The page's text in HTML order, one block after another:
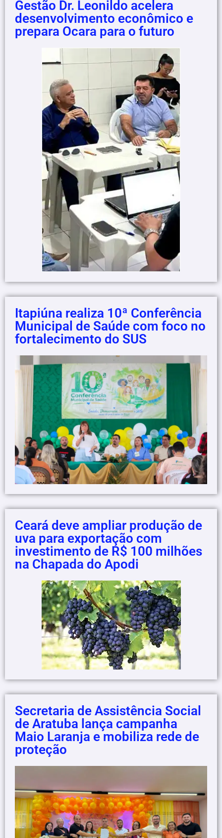
Gestão Dr. Leonildo acelera
desenvolvimento econômico e
prepara Ocara para o futuro
Itapiúna realiza 10ª Conferência
Municipal de Saúde com foco no
fortalecimento do SUS
Ceará deve ampliar produção de
uva para exportação com
investimento de R$ 100 milhões
na Chapada do Apodi
Secretaria de Assistência Social
de Aratuba lança campanha
Maio Laranja e mobiliza rede de
proteção